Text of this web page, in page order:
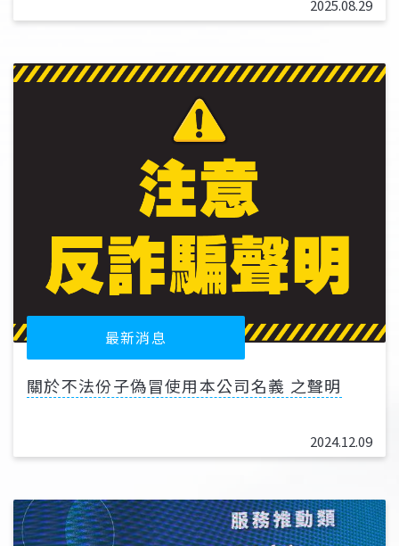
2025.08.29
最新消息
關於不法份子偽冒使用本公司名義 之聲明
2024.12.09